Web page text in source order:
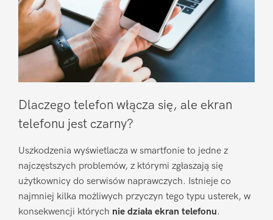
Dlaczego telefon włącza się, ale ekran
telefonu jest czarny?
Uszkodzenia wyświetlacza w smartfonie to jedne z
najczęstszych problemów, z którymi zgłaszają się
użytkownicy do serwisów naprawczych. Istnieje co
najmniej kilka możliwych przyczyn tego typu usterek, w
konsekwencji których nie działa ekran telefonu.